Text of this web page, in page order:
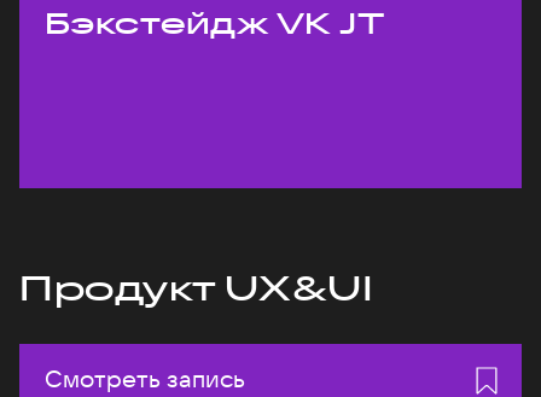
Бэкстейдж VK JT
Продукт UX&UI
Смотреть запись